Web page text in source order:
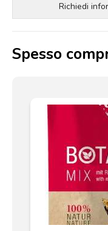
Richiedi
Spesso